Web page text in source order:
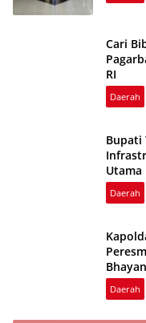
Cari
RI
Daerah
Bupati
Utama
Daerah
Daerah